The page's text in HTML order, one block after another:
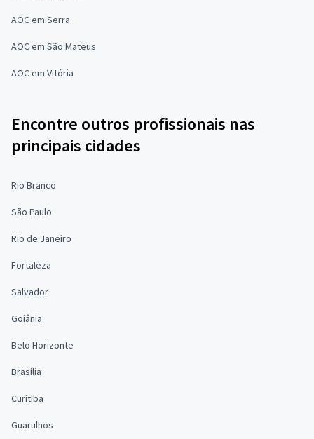
AOC em Serra
AOC em São Mateus
AOC em Vitória
Encontre outros profissionais nas
principais cidades
Rio Branco
São Paulo
Rio de Janeiro
Fortaleza
Salvador
Goiânia
Belo Horizonte
Brasília
Curitiba
Guarulhos